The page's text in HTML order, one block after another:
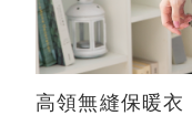
高領無縫保暖衣